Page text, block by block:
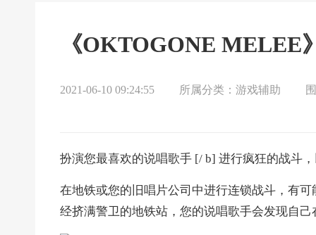
《OKTOGONE MELEE
2021-06-10 09:24:55 所属分类： 游戏辅助
扮演您最喜欢的说唱歌手 [/ b] 进行疯狂的战斗
在地铁或您的旧唱片公司中进行连锁战斗，有
经挤满警卫的地铁站，您的说唱歌手会发现自